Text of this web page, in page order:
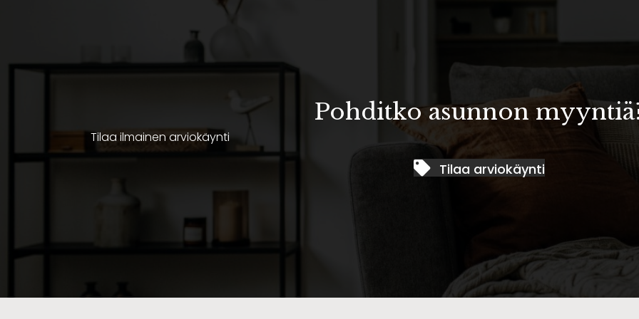
Pohditko asunnon
Tilaa ilmainen arviokäynti
Tilaa arviokäynti